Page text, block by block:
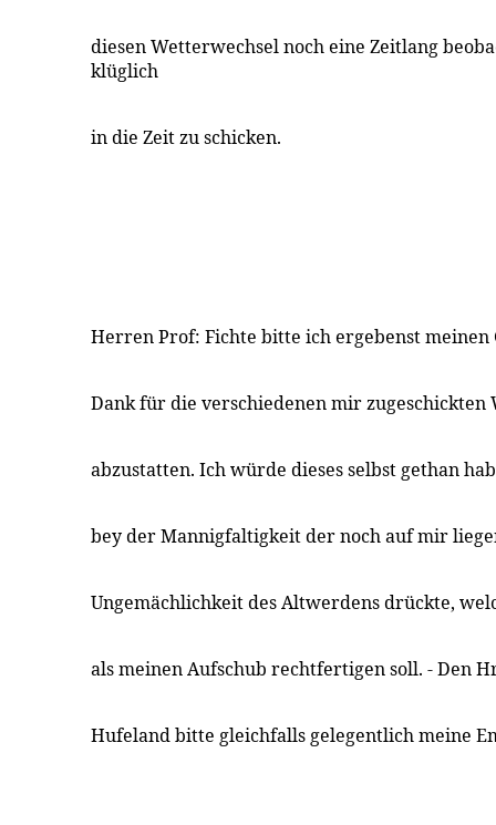
diesen Wetterwechsel noch eine Zeitlang
klüglich
in die Zeit zu schicken.
Herren Prof: Fichte bitte ich ergebenst meinen
Dank für die verschiedenen mir zugeschickten
abzustatten. Ich würde dieses selbst gethan
bey der Mannigfaltigkeit der noch auf mir
Ungemächlichkeit des Altwerdens drückte,
als meinen Aufschub rechtfertigen soll. - Den
Hufeland bitte gleichfalls gelegentlich meine